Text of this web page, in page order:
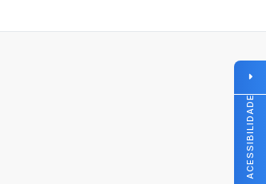
ACESSIBILIDADE